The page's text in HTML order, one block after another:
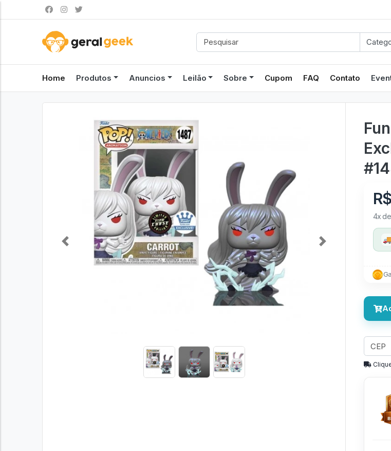
Home Produtos Anuncios Leilão Sobre Cupom FAQ Contato
Previous Next
4x de
🚚